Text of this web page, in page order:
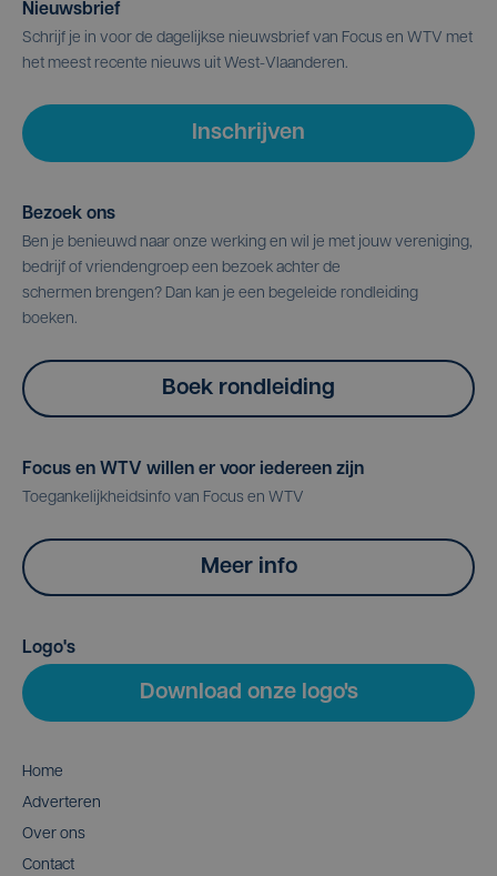
Nieuwsbrief
Schrijf je in voor de dagelijkse nieuwsbrief van Focus en WTV met
het meest recente nieuws uit West-Vlaanderen.
Inschrijven
Bezoek ons
Ben je benieuwd naar onze werking en wil je met jouw vereniging,
bedrijf of vriendengroep een bezoek achter de
schermen brengen? Dan kan je een begeleide rondleiding
boeken.
Boek rondleiding
Focus en WTV willen er voor iedereen zijn
Toegankelijkheidsinfo van Focus en WTV
Meer info
Logo's
Download onze logo's
Home
Adverteren
Over ons
Contact